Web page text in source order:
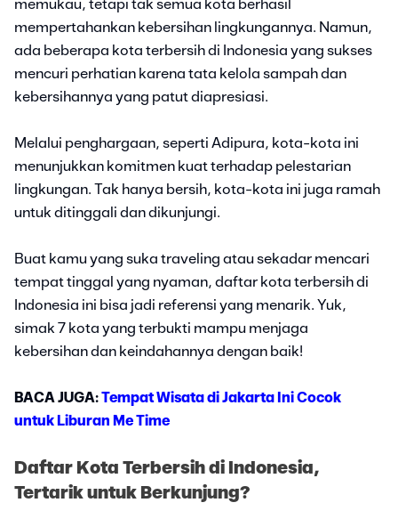
memukau, tetapi tak semua kota berhasil
mempertahankan kebersihan lingkungannya. Namun,
ada beberapa kota terbersih di Indonesia yang sukses
mencuri perhatian karena tata kelola sampah dan
kebersihannya yang patut diapresiasi.
Melalui penghargaan, seperti Adipura, kota-kota ini
menunjukkan komitmen kuat terhadap pelestarian
lingkungan. Tak hanya bersih, kota-kota ini juga ramah
untuk ditinggali dan dikunjungi.
Buat kamu yang suka traveling atau sekadar mencari
tempat tinggal yang nyaman, daftar kota terbersih di
Indonesia ini bisa jadi referensi yang menarik. Yuk,
simak 7 kota yang terbukti mampu menjaga
kebersihan dan keindahannya dengan baik!
BACA JUGA:Tempat Wisata di Jakarta Ini Cocok
untuk Liburan Me Time
Daftar Kota Terbersih di Indonesia,
Tertarik untuk Berkunjung?